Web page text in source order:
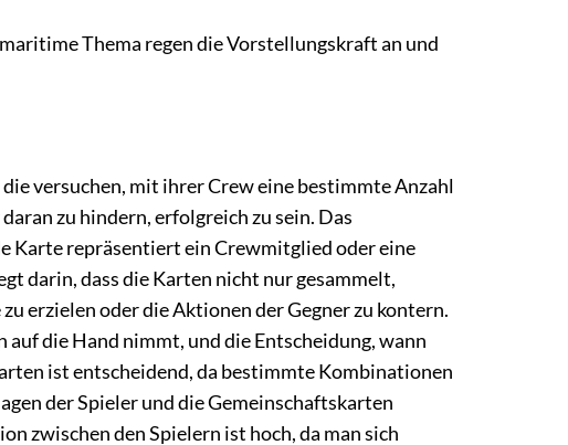
Thema regen die Vorstellungskraft an und
versuchen, mit ihrer Crew eine bestimmte Anzahl
zu hindern, erfolgreich zu sein. Das
Karte repräsentiert ein Crewmitglied oder eine
darin, dass die Karten nicht nur gesammelt,
erzielen oder die Aktionen der Gegner zu kontern.
die Hand nimmt, und die Entscheidung, wann
ist entscheidend, da bestimmte Kombinationen
der Spieler und die Gemeinschaftskarten
zwischen den Spielern ist hoch, da man sich